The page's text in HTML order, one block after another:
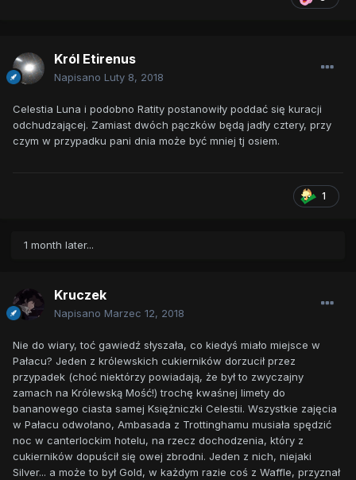
Król Etirenus
Napisano Luty 8, 2018
Celestia Luna i podobno Ratity postanowiły poddać się kuracji
odchudzającej. Zamiast dwóch pączków będą jadły cztery, przy
czym w przypadku pani dnia może być mniej tj osiem.
1
1 month later...
Kruczek
Napisano Marzec 12, 2018
Nie do wiary, toć gawiedź słyszała, co kiedyś miało miejsce w
Pałacu? Jeden z królewskich cukierników dorzucił przez
przypadek (choć niektórzy powiadają, że był to zwyczajny
zamach na Królewską Mość!) trochę kwaśnej limety do
bananowego ciasta samej Księżniczki Celestii. Wszystkie zajęcia
w Pałacu odwołano, Ambasada z Trottinghamu musiała spędzić
noc w canterlockim hotelu, na rzecz dochodzenia, który z
cukierników dopuścił się owej zbrodni. Jeden z nich, niejaki
Silver... a może to był Gold, w każdym razie coś z Waffle, przyznał